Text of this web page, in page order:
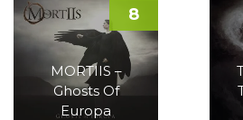
MORTIIS –
Ghosts Of
Europa
8